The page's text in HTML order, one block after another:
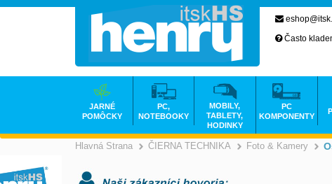
Hlavná Strana ČIERNA TECHNIKA Foto & Kamery
Často
JARNÉ
POMÔCKY
PC,
NOTEBOOKY
MOBILY,
TABLETY,
HODINKY
PC
KOMPONENTY